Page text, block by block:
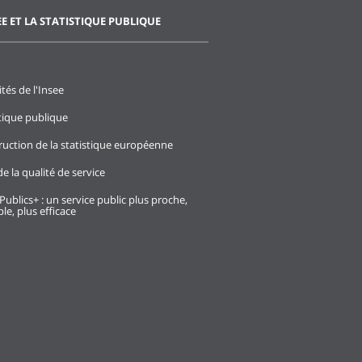
ET LA STATISTIQUE PUBLIQUE
de l'Insee
publique
de la statistique européenne
la qualité de service
: un service public plus proche,
plus efficace